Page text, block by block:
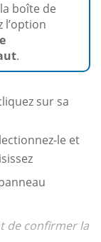
boîte de
l’option
.
sur sa
le et
de confirmer la